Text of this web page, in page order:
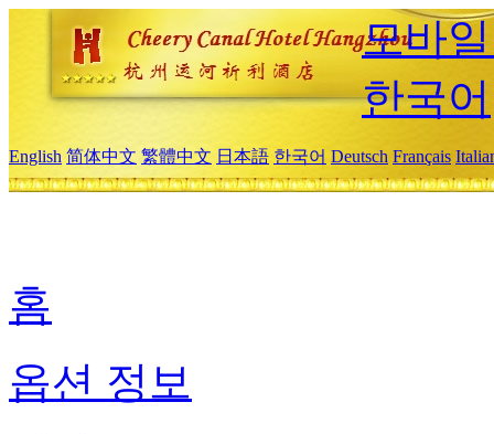
모바
한국어
English 简体中文 繁體中文 日本語 한국어 Deutsch Français
홈
옵션 정보